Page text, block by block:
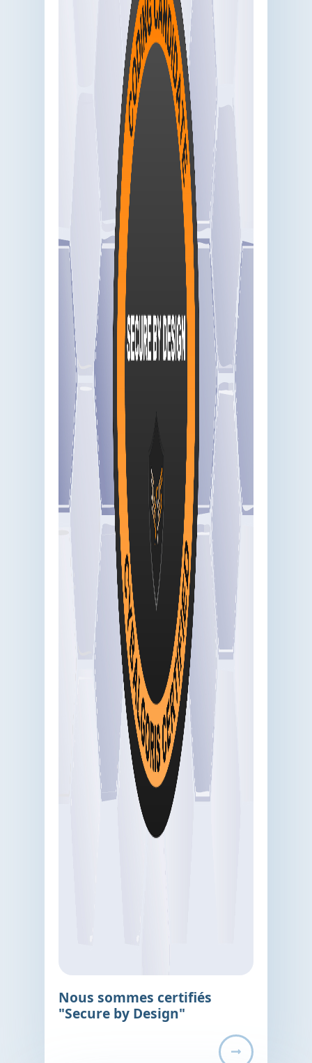
Nous sommes certifiés
"Secure by Design"